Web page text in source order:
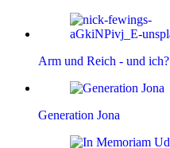
Arm und Reich - und ich?
Generation Jona